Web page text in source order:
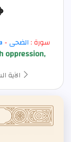
سورة :الضحى-
oppression,
الآية